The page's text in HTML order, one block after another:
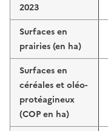
2023
Surfaces en
prairies (en ha)
Surfaces en
céréales et oléo-
protéagineux
(COP en ha)